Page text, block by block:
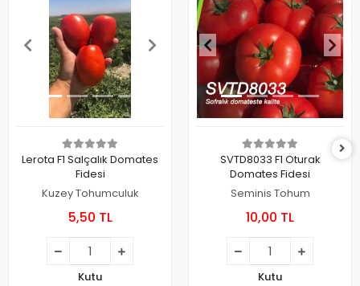
Lerota F1 Salçalık Domates
Fidesi
Kuzey Tohumculuk
5,50 TL
Kutu
SVTD8033 F1 Oturak
Domates Fidesi
Seminis Tohum
10,00 TL
Kutu